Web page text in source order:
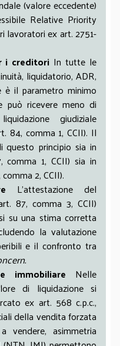
(valore eccedente)
Relative Priority
lavoratori ex art. 2751-
i creditori In tutte le
liquidatorio, ADR,
è il parametro minimo
può ricevere meno di
giudiziale
84, comma 1, CCII). Il
principio sia in
1, CCII) sia in
2, CCII).
L’attestazione del
87, comma 3, CCII)
su una stima corretta
la valutazione
e il confronto tra
immobiliare Nelle
di liquidazione si
ex art. 568 c.p.c.,
della vendita forzata
vendere, asimmetria